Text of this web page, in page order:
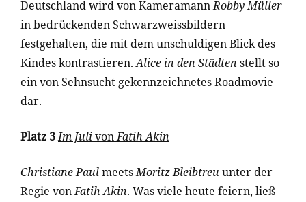
Deutschland wird von KameramannRobby Müller
in bedrückenden Schwarzweissbildern
festgehalten, die mit dem unschuldigen Blick des
Kindes kontrastieren.Alice in den Städten stellt so
ein von Sehnsucht gekennzeichnetes Roadmovie
dar.
Platz 3Im JulivonFatih Akin
Christiane PaulmeetsMoritz Bleibtreu unter der
Regie vonFatih Akin. Was viele heute feiern, ließ